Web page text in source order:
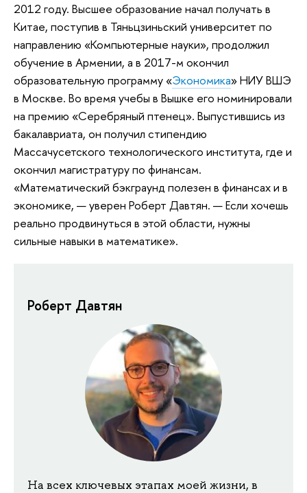
2012 году. Высшее образование начал получать в
Китае, поступив в Тяньцзиньский университет по
направлению «Компьютерные науки», продолжил
обучение в Армении, а в 2017-м окончил
образовательную программу «Экономика» НИУ ВШЭ
в Москве. Во время учебы в Вышке его номинировали
на премию «Серебряный птенец». Выпустившись из
бакалавриата, он получил стипендию
Массачусетского технологического института, где и
окончил магистратуру по финансам.
«Математический бэкграунд полезен в финансах и в
экономике, — уверен Роберт Давтян. — Если хочешь
реально продвинуться в этой области, нужны
сильные навыки в математике».
Роберт Давтян
На всех ключевых этапах моей жизни, в